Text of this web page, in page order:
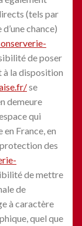
(tels par
chance)
de poser
à la disposition
se
demeure
qui
France, en
des
de mettre
de
à caractère
quel que